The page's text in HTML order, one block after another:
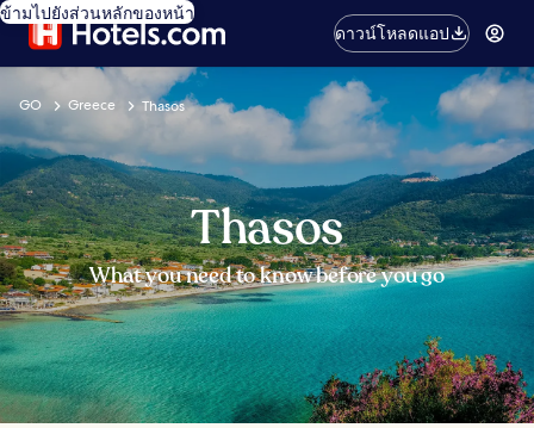
ข้ามไปยังส่วนหลักของหน้า
ดาวน์โหลดแอป
GO Greece Thasos
Thasos
What you need to know before you go